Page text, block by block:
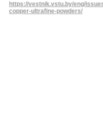
https://vestnik.vstu.by/eng/
copper-ultrafine-powders/